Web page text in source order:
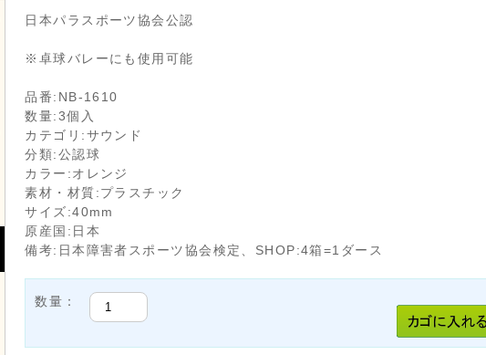
日本パラスポーツ協会公認
※卓球バレーにも使用可能
品番:NB-1610
数量:3個入
カテゴリ:サウンド
分類:公認球
カラー:オレンジ
素材・材質:プラスチック
サイズ:40mm
原産国:日本
備考:日本障害者スポーツ協会検定、SHOP:4箱=1ダース
数量：